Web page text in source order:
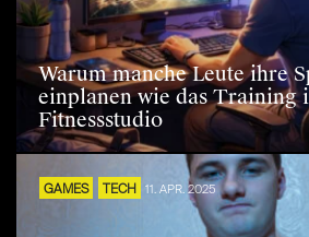
Warum manche Leute ihre
einplanen wie das Training
Fitnessstudio
GAMES TECH 11. APR. 2025